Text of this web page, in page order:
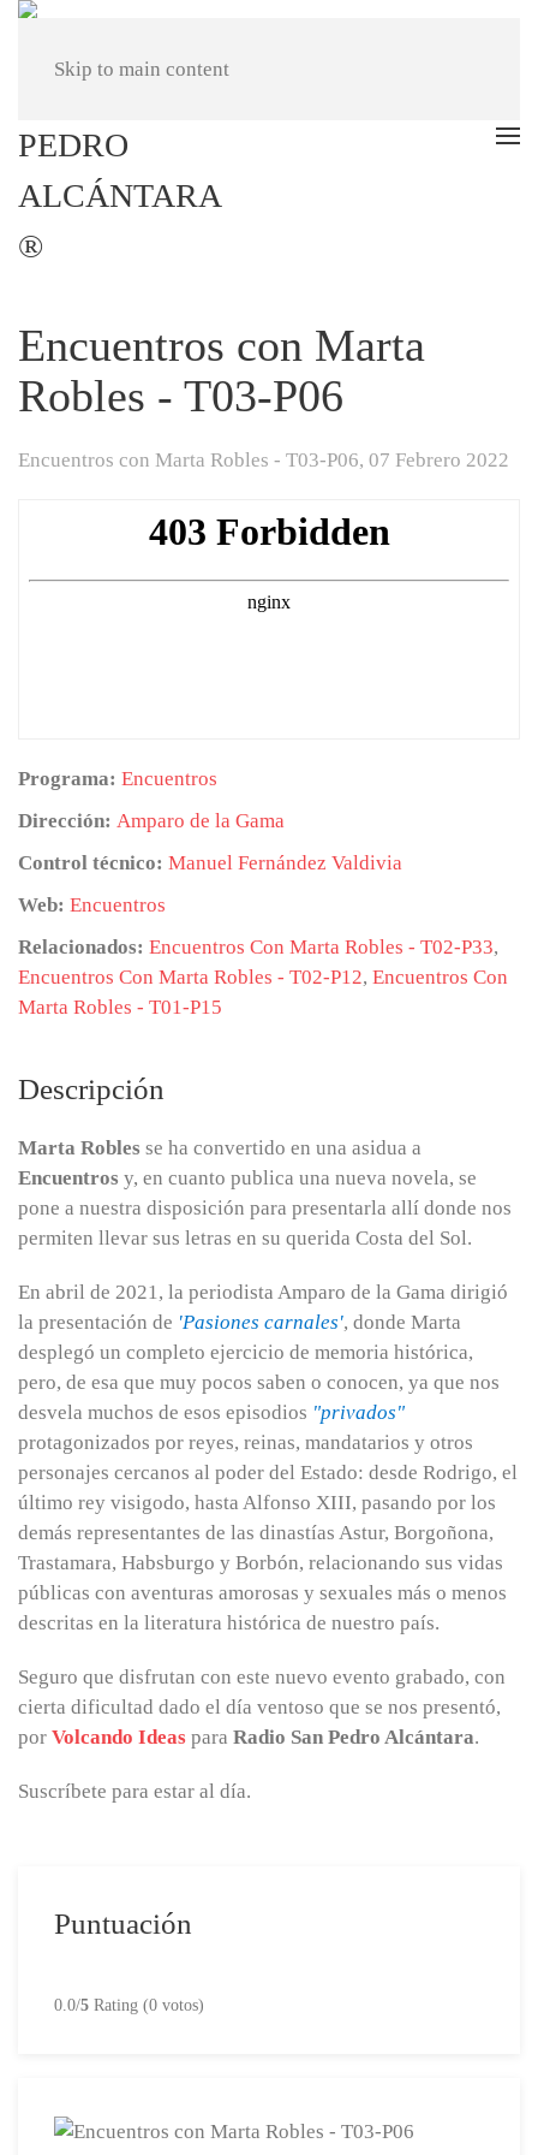
Skip to main content
Encuentros con Marta
Robles - T03-P06
Encuentros con Marta Robles - T03-P06, 07 Febrero 2022
Programa: Encuentros
Dirección: Amparo de la Gama
Control técnico: Manuel Fernández Valdivia
Web: Encuentros
Relacionados: Encuentros Con Marta Robles - T02-P33,
Encuentros Con Marta Robles - T02-P12, Encuentros Con
Marta Robles - T01-P15
Descripción
Marta Robles se ha convertido en una asidua a
Encuentros y, en cuanto publica una nueva novela, se
pone a nuestra disposición para presentarla allí donde nos
permiten llevar sus letras en su querida Costa del Sol.
En abril de 2021, la periodista Amparo de la Gama dirigió
la presentación de 'Pasiones carnales', donde Marta
desplegó un completo ejercicio de memoria histórica,
pero, de esa que muy pocos saben o conocen, ya que nos
desvela muchos de esos episodios "privados"
protagonizados por reyes, reinas, mandatarios y otros
personajes cercanos al poder del Estado: desde Rodrigo, el
último rey visigodo, hasta Alfonso XIII, pasando por los
demás representantes de las dinastías Astur, Borgoñona,
Trastamara, Habsburgo y Borbón, relacionando sus vidas
públicas con aventuras amorosas y sexuales más o menos
descritas en la literatura histórica de nuestro país.
Seguro que disfrutan con este nuevo evento grabado, con
cierta dificultad dado el día ventoso que se nos presentó,
por Volcando Ideas para Radio San Pedro Alcántara.
Suscríbete para estar al día.
Puntuación
0.0/5 Rating (0 votos)